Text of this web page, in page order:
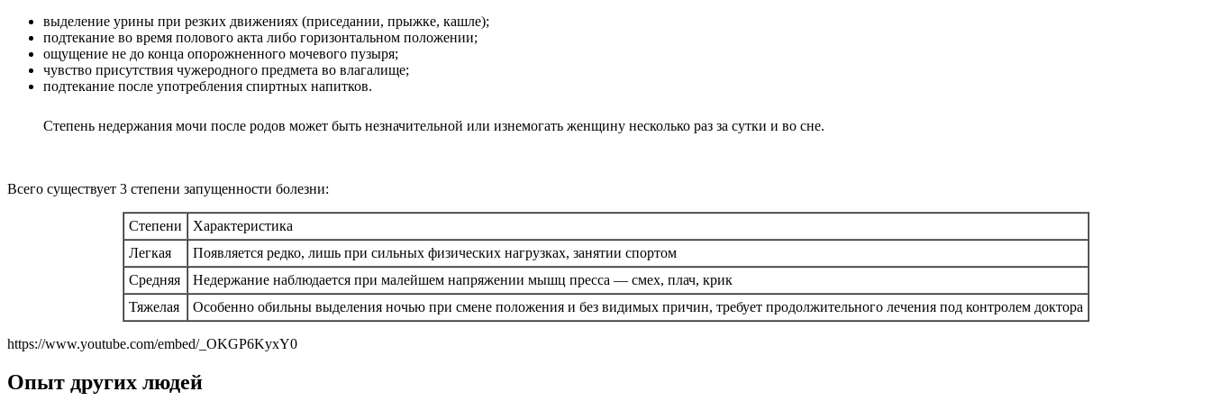
выделение урины при резких движениях (приседании, прыжке, кашле);
подтекание во время полового акта либо горизонтальном положении;
ощущение не до конца опорожненного мочевого пузыря;
чувство присутствия чужеродного предмета во влагалище;
подтекание после употребления спиртных напитков.
Степень недержания мочи после родов может быть незначительной или изнемогать женщину несколько раз за сутки и во сне.
Всего существует 3 степени запущенности болезни:
Степени
Характеристика
Легкая
Появляется редко, лишь при сильных физических нагрузках, занятии спортом
Средняя
Недержание наблюдается при малейшем напряжении мышц пресса — смех, плач, крик
Тяжелая
Особенно обильны выделения ночью при смене положения и без видимых причин, требует продолжительного лечения под контролем доктора
https://www.youtube.com/embed/_OKGP6KyxY0
Опыт других людей